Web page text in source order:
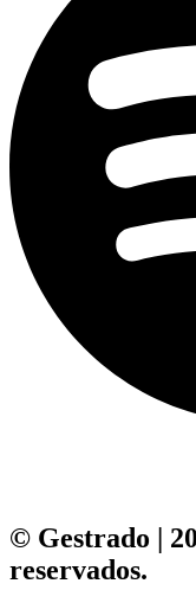
© Gestrado |
reservados.